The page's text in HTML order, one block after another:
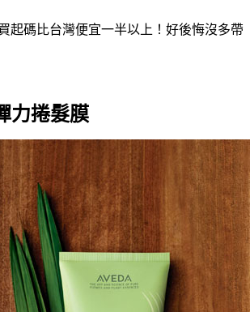
起碼比台灣便宜一半以上！好後悔沒多帶
力捲髮膜